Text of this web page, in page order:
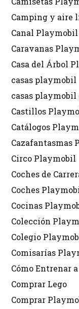
Camping y aire
Canal Playmobil
Caravanas
Casa del Árbol
casas playmobil
casas playmobil
Castillos
Catálogos
Cazafantasmas
Circo Playmobil
Coches de
Coches
Cocinas
Colección
Colegio
Comisarías
Cómo Entrenar
Comprar Lego
Comprar